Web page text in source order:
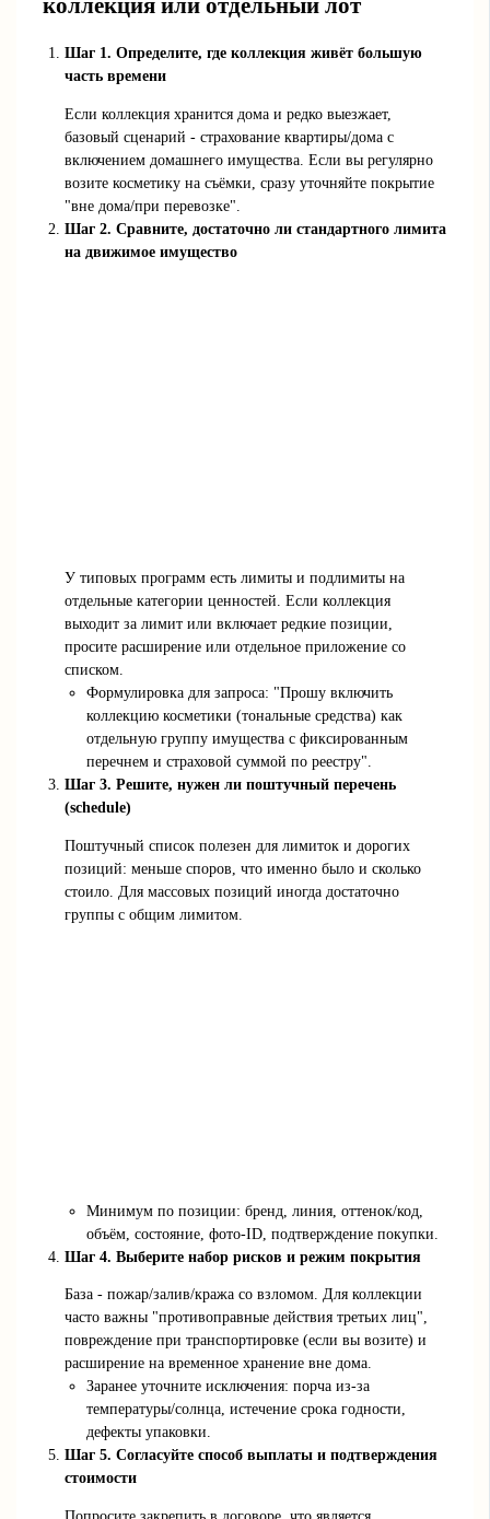
коллекция или отдельный лот
Шаг 1. Определите, где коллекция живёт большую
часть времени
Если коллекция хранится дома и редко выезжает,
базовый сценарий - страхование квартиры/дома с
включением домашнего имущества. Если вы регулярно
возите косметику на съёмки, сразу уточняйте покрытие
"вне дома/при перевозке".
Шаг 2. Сравните, достаточно ли стандартного лимита
на движимое имущество
У типовых программ есть лимиты и подлимиты на
отдельные категории ценностей. Если коллекция
выходит за лимит или включает редкие позиции,
просите расширение или отдельное приложение со
списком.
Формулировка для запроса: "Прошу включить
коллекцию косметики (тональные средства) как
отдельную группу имущества с фиксированным
перечнем и страховой суммой по реестру".
Шаг 3. Решите, нужен ли поштучный перечень
(schedule)
Поштучный список полезен для лимиток и дорогих
позиций: меньше споров, что именно было и сколько
стоило. Для массовых позиций иногда достаточно
группы с общим лимитом.
Минимум по позиции: бренд, линия, оттенок/код,
объём, состояние, фото‑ID, подтверждение покупки.
Шаг 4. Выберите набор рисков и режим покрытия
База - пожар/залив/кража со взломом. Для коллекции
часто важны "противоправные действия третьих лиц",
повреждение при транспортировке (если вы возите) и
расширение на временное хранение вне дома.
Заранее уточните исключения: порча из-за
температуры/солнца, истечение срока годности,
дефекты упаковки.
Шаг 5. Согласуйте способ выплаты и подтверждения
стоимости